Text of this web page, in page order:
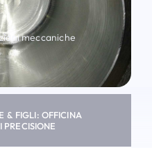
meccaniche
& FIGLI: OFFICINA